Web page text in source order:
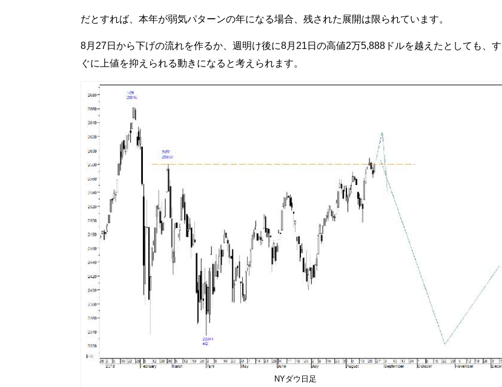
だとすれば、本年が弱気パターンの年になる場合、残された展開は限られています。
8月27日から下げの流れを作るか、週明け後に8月21日の高値2万5,888ドルを越えたとしても、す
ぐに上値を抑えられる動きになると考えられます。
NYダウ日足